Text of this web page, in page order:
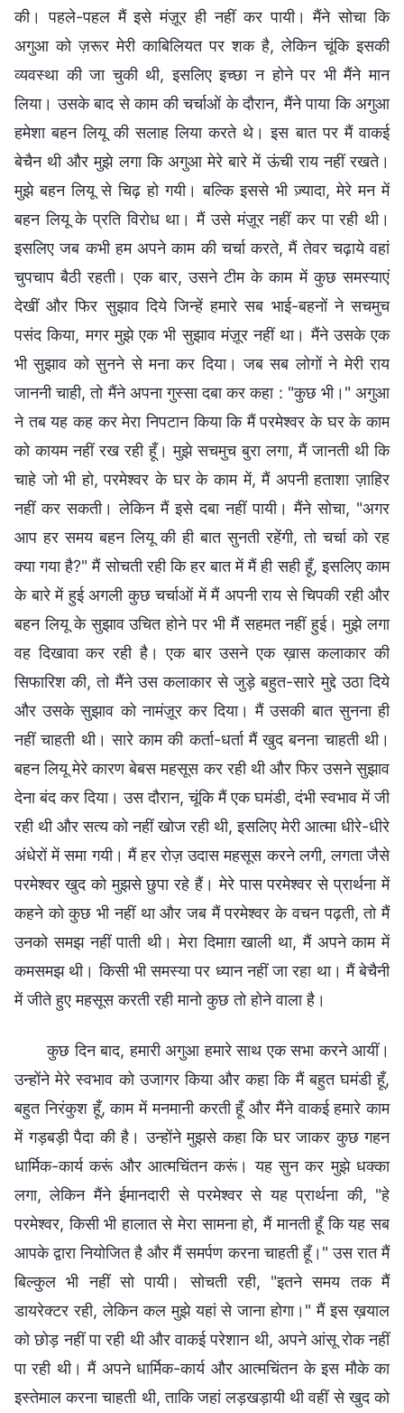
की। पहले-पहल मैं इसे मंज़ूर ही नहीं कर पायी। मैंने सोचा कि
अगुआ को ज़रूर मेरी काबिलियत पर शक है, लेकिन चूंकि इसकी
व्यवस्था की जा चुकी थी, इसलिए इच्छा न होने पर भी मैंने मान
लिया। उसके बाद से काम की चर्चाओं के दौरान, मैंने पाया कि अगुआ
हमेशा बहन लियू की सलाह लिया करते थे। इस बात पर मैं वाकई
बेचैन थी और मुझे लगा कि अगुआ मेरे बारे में ऊंची राय नहीं रखते।
मुझे बहन लियू से चिढ़ हो गयी। बल्कि इससे भी ज़्यादा, मेरे मन में
बहन लियू के प्रति विरोध था। मैं उसे मंज़ूर नहीं कर पा रही थी।
इसलिए जब कभी हम अपने काम की चर्चा करते, मैं तेवर चढ़ाये वहां
चुपचाप बैठी रहती। एक बार, उसने टीम के काम में कुछ समस्याएं
देखीं और फिर सुझाव दिये जिन्हें हमारे सब भाई-बहनों ने सचमुच
पसंद किया, मगर मुझे एक भी सुझाव मंज़ूर नहीं था। मैंने उसके एक
भी सुझाव को सुनने से मना कर दिया। जब सब लोगों ने मेरी राय
जाननी चाही, तो मैंने अपना गुस्सा दबा कर कहा : "कुछ भी।" अगुआ
ने तब यह कह कर मेरा निपटान किया कि मैं परमेश्वर के घर के काम
को कायम नहीं रख रही हूँ। मुझे सचमुच बुरा लगा, मैं जानती थी कि
चाहे जो भी हो, परमेश्वर के घर के काम में, मैं अपनी हताशा ज़ाहिर
नहीं कर सकती। लेकिन मैं इसे दबा नहीं पायी। मैंने सोचा, "अगर
आप हर समय बहन लियू की ही बात सुनती रहेंगी, तो चर्चा को रह
क्या गया है?" मैं सोचती रही कि हर बात में मैं ही सही हूँ, इसलिए काम
के बारे में हुई अगली कुछ चर्चाओं में मैं अपनी राय से चिपकी रही और
बहन लियू के सुझाव उचित होने पर भी मैं सहमत नहीं हुई। मुझे लगा
वह दिखावा कर रही है। एक बार उसने एक ख़ास कलाकार की
सिफारिश की, तो मैंने उस कलाकार से जुड़े बहुत-सारे मुद्दे उठा दिये
और उसके सुझाव को नामंज़ूर कर दिया। मैं उसकी बात सुनना ही
नहीं चाहती थी। सारे काम की कर्ता-धर्ता मैं खुद बनना चाहती थी।
बहन लियू मेरे कारण बेबस महसूस कर रही थी और फिर उसने सुझाव
देना बंद कर दिया। उस दौरान, चूंकि मैं एक घमंडी, दंभी स्वभाव में जी
रही थी और सत्य को नहीं खोज रही थी, इसलिए मेरी आत्मा धीरे-धीरे
अंधेरों में समा गयी। मैं हर रोज़ उदास महसूस करने लगी, लगता जैसे
परमेश्वर खुद को मुझसे छुपा रहे हैं। मेरे पास परमेश्वर से प्रार्थना में
कहने को कुछ भी नहीं था और जब मैं परमेश्वर के वचन पढ़ती, तो मैं
उनको समझ नहीं पाती थी। मेरा दिमाग़ खाली था, मैं अपने काम में
कमसमझ थी। किसी भी समस्या पर ध्यान नहीं जा रहा था। मैं बेचैनी
में जीते हुए महसूस करती रही मानो कुछ तो होने वाला है।
कुछ दिन बाद, हमारी अगुआ हमारे साथ एक सभा करने आयीं।
उन्होंने मेरे स्वभाव को उजागर किया और कहा कि मैं बहुत घमंडी हूँ,
बहुत निरंकुश हूँ, काम में मनमानी करती हूँ और मैंने वाकई हमारे काम
में गड़बड़ी पैदा की है। उन्होंने मुझसे कहा कि घर जाकर कुछ गहन
धार्मिक-कार्य करूं और आत्मचिंतन करूं। यह सुन कर मुझे धक्का
लगा, लेकिन मैंने ईमानदारी से परमेश्वर से यह प्रार्थना की, "हे
परमेश्वर, किसी भी हालात से मेरा सामना हो, मैं मानती हूँ कि यह सब
आपके द्वारा नियोजित है और मैं समर्पण करना चाहती हूँ।" उस रात मैं
बिल्कुल भी नहीं सो पायी। सोचती रही, "इतने समय तक मैं
डायरेक्टर रही, लेकिन कल मुझे यहां से जाना होगा।" मैं इस ख़याल
को छोड़ नहीं पा रही थी और वाकई परेशान थी, अपने आंसू रोक नहीं
पा रही थी। मैं अपने धार्मिक-कार्य और आत्मचिंतन के इस मौके का
इस्तेमाल करना चाहती थी, ताकि जहां लड़खड़ायी थी वहीं से खुद को